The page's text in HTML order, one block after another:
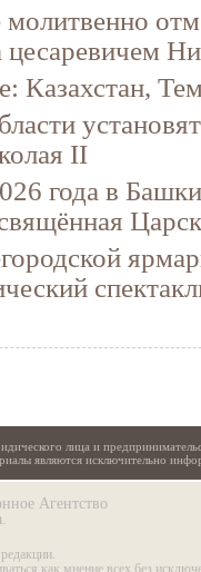
цесаревичем
Казахстан,
II
года в
лица и
являются исключительно
Агентство
как мнение всех без